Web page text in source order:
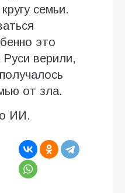
семьи.
это
верили,
от зла.
ИИ.